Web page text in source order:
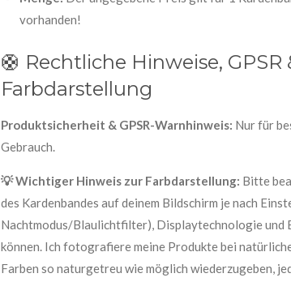
vorhanden!
🛟 Rechtliche Hinweise, GPSR
Farbdarstellung
Produktsicherheit & GPSR-Warnhinweis: Nur für
Gebrauch.
💡 Wichtiger Hinweis zur Farbdarstellung: Bitte
des Kardenbandes auf deinem Bildschirm je nach
Nachtmodus/Blaulichtfilter), Displaytechnologie und
können. Ich fotografiere meine Produkte bei
Farben so naturgetreu wie möglich wiederzugeben,